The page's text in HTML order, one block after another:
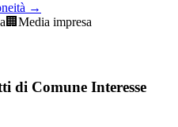
→
🏢 Media impresa
di Comune Interesse